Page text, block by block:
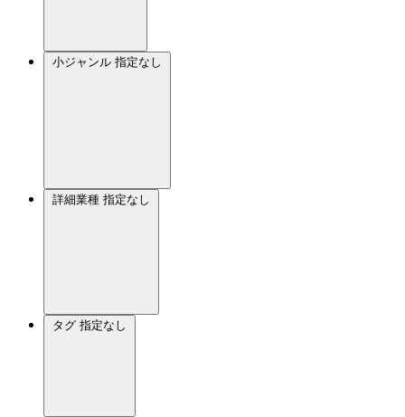
小ジャンル 指定なし
詳細業種 指定なし
タグ 指定なし